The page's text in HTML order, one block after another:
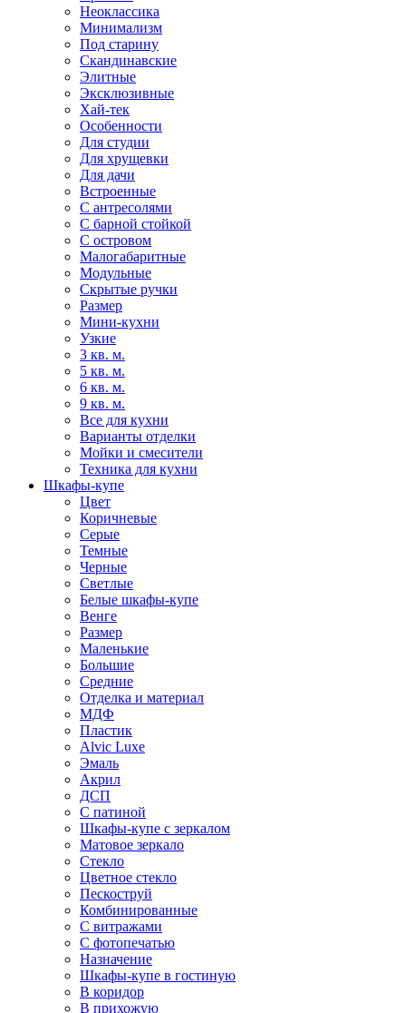
Неоклассика
Минимализм
Под старину
Скандинавские
Элитные
Эксклюзивные
Хай-тек
Особенности
Для студии
Для хрущевки
Для дачи
Встроенные
С антресолями
С барной стойкой
С островом
Малогабаритные
Модульные
Скрытые ручки
Размер
Мини-кухни
Узкие
3 кв. м.
5 кв. м.
6 кв. м.
9 кв. м.
Все для кухни
Варианты отделки
Мойки и смесители
Техника для кухни
Шкафы-купе
Цвет
Коричневые
Серые
Темные
Черные
Светлые
Белые шкафы-купе
Венге
Размер
Маленькие
Большие
Средние
Отделка и материал
МДФ
Пластик
Alvic Luxe
Эмаль
Акрил
ДСП
С патиной
Шкафы-купе с зеркалом
Матовое зеркало
Стекло
Цветное стекло
Пескоструй
Комбинированные
С витражами
С фотопечатью
Назначение
Шкафы-купе в гостиную
В коридор
В прихожую